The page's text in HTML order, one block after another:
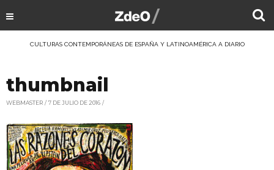
CULTURAS CONTEMPORÁNEAS DE ESPAÑA Y LATINOAMÉRICA A DIARIO
thumbnail
WEBMASTER 7 DE JULIO DE 2016